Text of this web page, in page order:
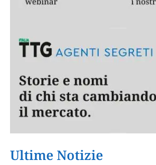
Ultime Notizie